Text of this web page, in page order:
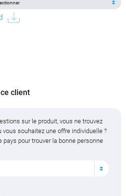
client
sur le produit, vous ne trouvez
vous souhaitez une offre individuelle ?
pays pour trouver la bonne personne